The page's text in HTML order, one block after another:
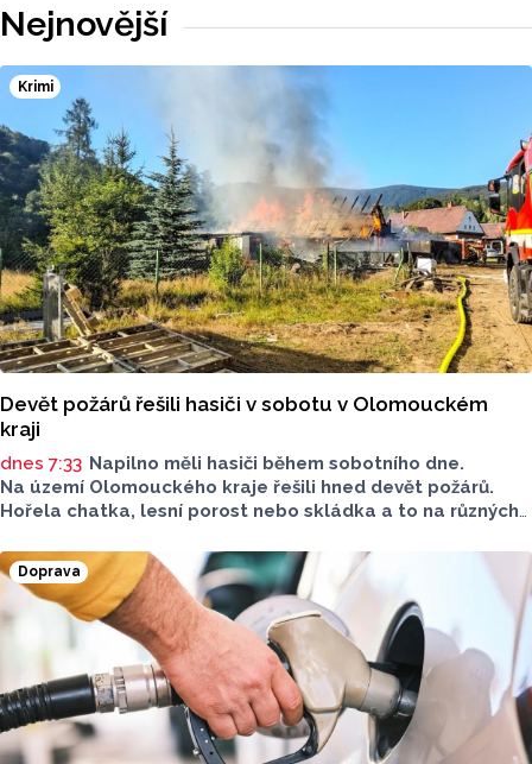
Nejnovější
Krimi
Devět požárů řešili hasiči v sobotu v Olomouckém
kraji
dnes 7:33 Napilno měli hasiči během sobotního dne.
Na území Olomouckého kraje řešili hned devět požárů.
Hořela chatka, lesní porost nebo skládka a to na různých
Doprava